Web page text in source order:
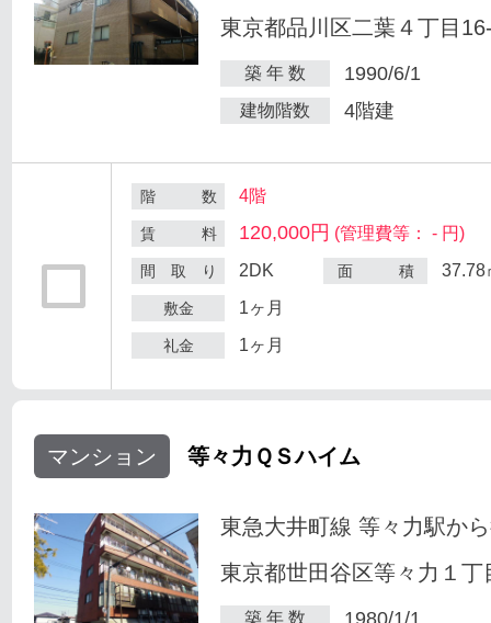
東京都品川区二葉４丁目
築 年 数 1990/6/1
建物階数 4階建
階 数 4階
賃 料 120,000円 (管理費等： - 円)
間 取 り 2DK 面 積 37.78
敷金 1ヶ月
礼金 1ヶ月
マンション 等々力ＱＳハイム
東急大井町線 等々力駅か
東京都世田谷区等々力１丁
築 年 数